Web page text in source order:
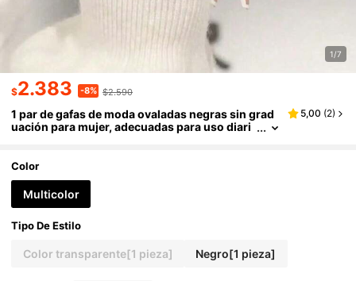
1/7
$2.383 -8% $2.590
1 par de gafas de moda ovaladas negras sin grad
uación para mujer, adecuadas para uso diari
TV y teléfono móvil
5,00 (2)
Color
Multicolor
Tipo De Estilo
Color transparente[1 pieza] Negro[1 pieza]